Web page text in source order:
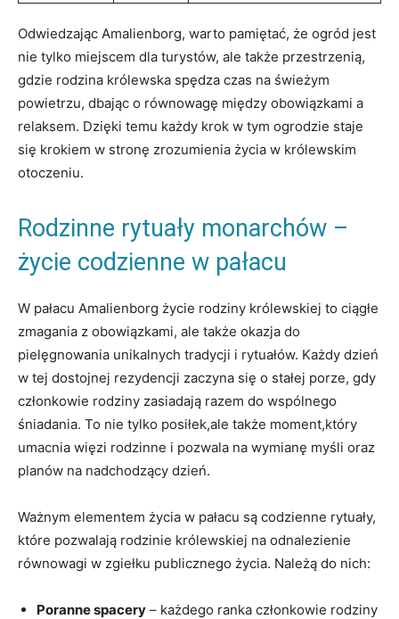
Odwiedzając Amalienborg, warto pamiętać, że⁢ ogród‍ jest
nie⁤ tylko miejscem⁤ dla turystów, ale​ także przestrzenią,
gdzie rodzina‌ królewska⁤ spędza czas ‍na świeżym
powietrzu, dbając ​o równowagę między obowiązkami a‍
relaksem. Dzięki temu każdy krok ‌w tym ogrodzie staje
się krokiem w stronę‍ zrozumienia ‌życia w królewskim
otoczeniu.
Rodzinne⁤ rytuały monarchów –
życie codzienne w pałacu
W pałacu ⁤Amalienborg⁣ życie ‌rodziny królewskiej to ciągłe
zmagania⁣ z obowiązkami, ale także okazja do
pielęgnowania unikalnych ‌tradycji i ⁢rytuałów. Każdy dzień
⁢w tej dostojnej ⁤rezydencji zaczyna się ‍o‌ stałej porze, gdy
⁣członkowie rodziny zasiadają razem do wspólnego
śniadania. To nie tylko posiłek,ale także ‌moment,który
umacnia więzi rodzinne i pozwala na ⁤wymianę myśli oraz
planów na nadchodzący dzień.
Ważnym elementem życia ‌w​ pałacu są codzienne rytuały,‍
które ⁢pozwalają rodzinie królewskiej na odnalezienie​
równowagi w zgiełku publicznego⁢ życia. ⁢Należą ‌do nich:
Poranne spacery – każdego ranka ⁤członkowie rodziny​